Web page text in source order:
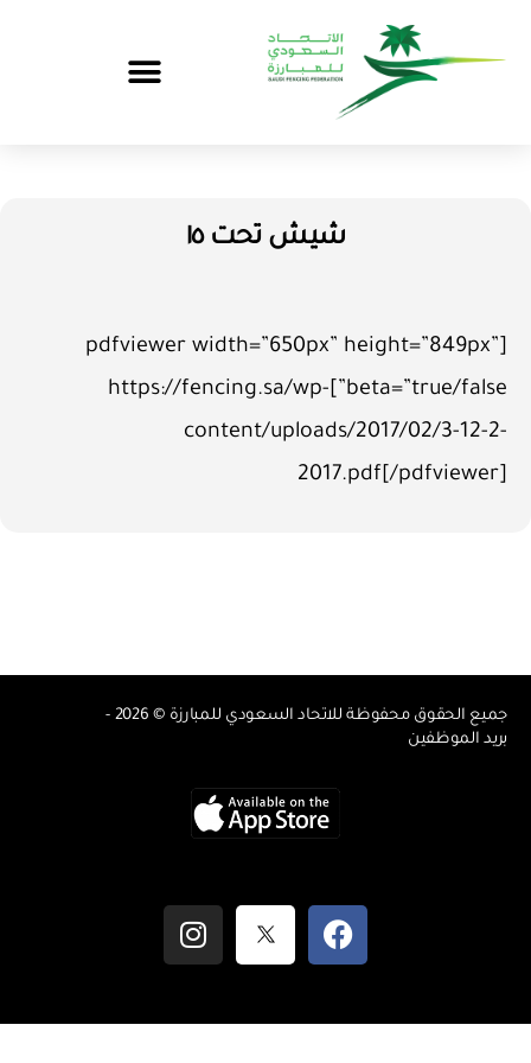
شيش تحت ١٥
[pdfviewer width=”650px” height=”849px”
beta=”true/false”]https://fencing.sa/wp-
content/uploads/2017/02/3-12-2-
2017.pdf[/pdfviewer]
جميع الحقوق محفوظة للاتحاد السعودي للمبارزة © 2026 -
بريد الموظفين